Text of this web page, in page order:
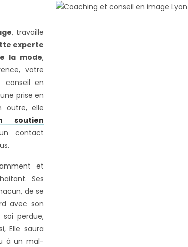
, travaille
experte
la mode,
votre
conseil en
prise en
outre, elle
soutien
contact
et
Ses
de se
avec son
perdue,
Elle saura
à un mal-